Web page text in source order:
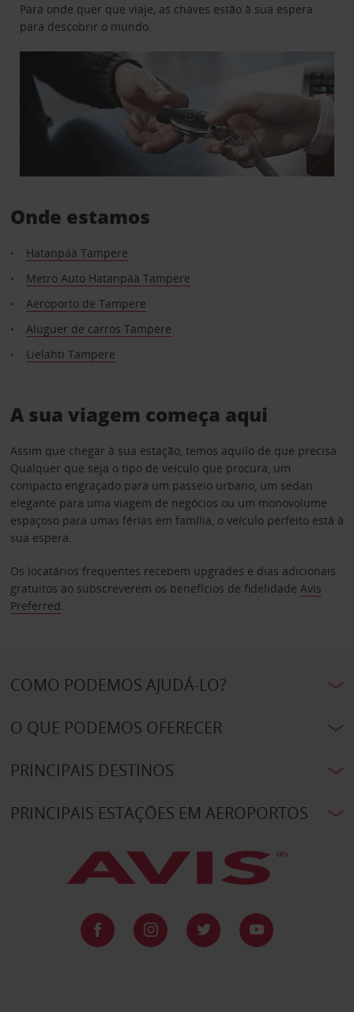
Para onde quer que viaje, as chaves estão à sua espera
para descobrir o mundo.
Onde estamos
Hatanpää Tampere
Metro Auto Hatanpää Tampere
Aeroporto de Tampere
Aluguer de carros Tampere
Lielahti Tampere
A sua viagem começa aqui
Assim que chegar à sua estação, temos aquilo de que precisa.
Qualquer que seja o tipo de veículo que procura, um
compacto engraçado para um passeio urbano, um sedan
elegante para uma viagem de negócios ou um monovolume
espaçoso para umas férias em família, o veículo perfeito está à
sua espera.
Os locatários frequentes recebem upgrades e dias adicionais
gratuitos ao subscreverem os benefícios de fidelidade Avis
Preferred.
COMO PODEMOS AJUDÁ-LO?
O QUE PODEMOS OFERECER
PRINCIPAIS DESTINOS
PRINCIPAIS ESTAÇÕES EM AEROPORTOS